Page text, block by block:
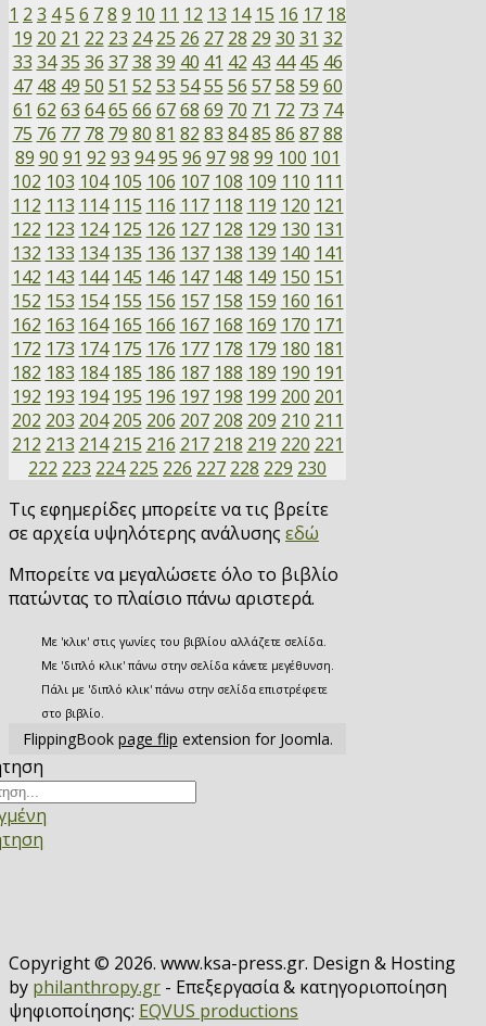
1 2 3 45 6 78 9 10 11 12 13 14 15 16 17 18
19 20 21 22 23 24 25 26 27 28 29 30 31 32
33 34 35 36 37 38 39 40 41 42 43 44 45 46
47 48 49 50 51 52 53 54 55 56 57 58 59 60
61 62 63 64 65 66 67 68 69 70 71 72 73 74
75 76 77 78 79 80 81 82 83 84 85 86 87 88
89 90 91 92 93 94 95 96 97 98 99 100 101
102 103 104 105 106 107 108 109 110 111
112 113 114 115 116 117 118 119 120 121
122 123 124 125 126 127 128 129 130 131
132 133 134 135 136 137 138 139 140 141
142 143 144 145 146 147 148 149 150 151
152 153 154 155 156 157 158 159 160 161
162 163 164 165 166 167 168 169 170 171
172 173 174 175 176 177 178 179 180 181
182 183 184 185 186 187 188 189 190 191
192 193 194 195 196 197 198 199 200 201
202 203 204 205 206 207 208 209 210 211
212 213 214 215 216 217 218 219 220 221
222 223 224 225 226 227 228 229 230
Τις εφημερίδες μπορείτε να τις βρείτε
σε αρχεία υψηλότερης ανάλυσης εδώ
Μπορείτε να μεγαλώσετε όλο το βιβλίο
πατώντας το πλαίσιο πάνω αριστερά.
Με 'κλικ' στις γωνίες του βιβλίου αλλάζετε σελίδα.
Με 'διπλό κλικ' πάνω στην σελίδα κάνετε μεγέθυνση.
Πάλι με 'διπλό κλικ' πάνω στην σελίδα επιστρέφετε
στο βιβλίο.
FlippingBook page flip extension for Joomla.
Copyright © 2026. www.ksa-press.gr. Design & Hosting
by philanthropy.gr - Επεξεργασία & κατηγοριοποίηση
ψηφιοποίησης: EQVUS productions